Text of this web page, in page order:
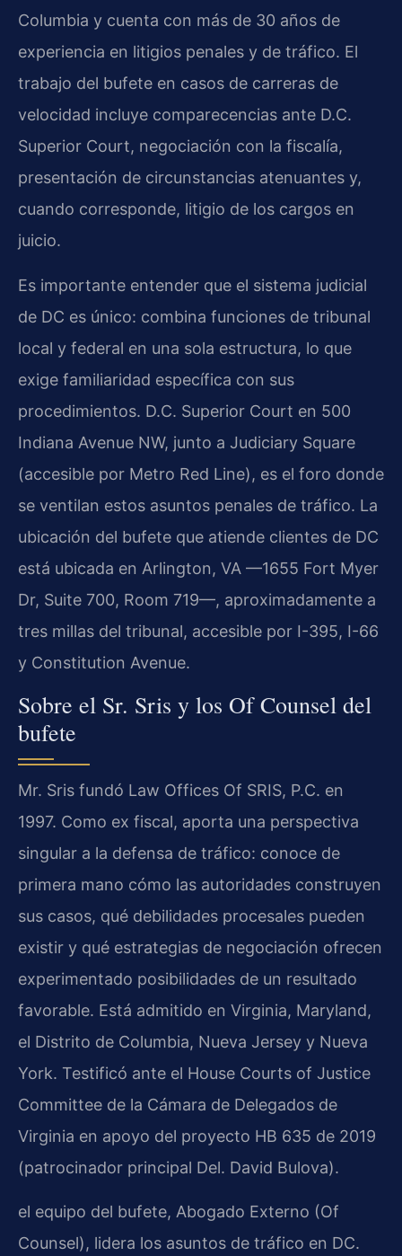
Columbia y cuenta con más de 30 años de
experiencia en litigios penales y de tráfico. El
trabajo del bufete en casos de carreras de
velocidad incluye comparecencias ante D.C.
Superior Court, negociación con la fiscalía,
presentación de circunstancias atenuantes y,
cuando corresponde, litigio de los cargos en
juicio.
Es importante entender que el sistema judicial
de DC es único: combina funciones de tribunal
local y federal en una sola estructura, lo que
exige familiaridad específica con sus
procedimientos. D.C. Superior Court en 500
Indiana Avenue NW, junto a Judiciary Square
(accesible por Metro Red Line), es el foro donde
se ventilan estos asuntos penales de tráfico. La
ubicación del bufete que atiende clientes de DC
está ubicada en Arlington, VA —1655 Fort Myer
Dr, Suite 700, Room 719—, aproximadamente a
tres millas del tribunal, accesible por I-395, I-66
y Constitution Avenue.
Sobre el Sr. Sris y los Of Counsel del
bufete
Mr. Sris fundó Law Offices Of SRIS, P.C. en
1997. Como ex fiscal, aporta una perspectiva
singular a la defensa de tráfico: conoce de
primera mano cómo las autoridades construyen
sus casos, qué debilidades procesales pueden
existir y qué estrategias de negociación ofrecen
experimentado posibilidades de un resultado
favorable. Está admitido en Virginia, Maryland,
el Distrito de Columbia, Nueva Jersey y Nueva
York. Testificó ante el House Courts of Justice
Committee de la Cámara de Delegados de
Virginia en apoyo del proyecto HB 635 de 2019
(patrocinador principal Del. David Bulova).
el equipo del bufete, Abogado Externo (Of
Counsel), lidera los asuntos de tráfico en DC.